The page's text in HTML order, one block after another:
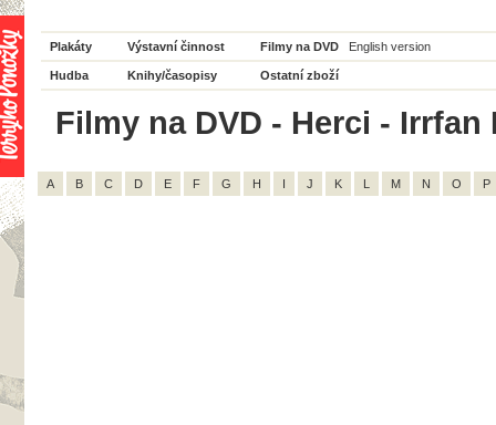
Plakáty Výstavní činnost Filmy na DVD English version
Hudba Knihy/časopisy Ostatní zboží
Filmy na DVD - Herci - Irrfan
A B C D E F G H I J K L M N O P